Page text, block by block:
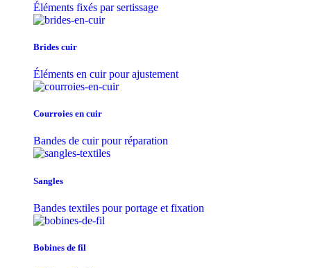
Éléments fixés par sertissage
Brides cuir
Éléments en cuir pour ajustement
Courroies en cuir
Bandes de cuir pour réparation
Sangles
Bandes textiles pour portage et fixation
Bobines de fil